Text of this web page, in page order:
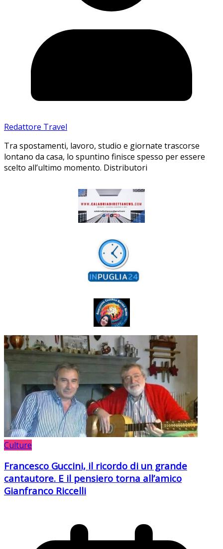
Redattore Travel
Tra spostamenti, lavoro, studio e giornate trascorse
lontano da casa, lo spuntino finisce spesso per essere
scelto all’ultimo momento. Distributori
Culture
Francesco Guccini, il ricordo di un grande
cantautore. E il pensiero torna all’amico
Gianfranco Riccelli